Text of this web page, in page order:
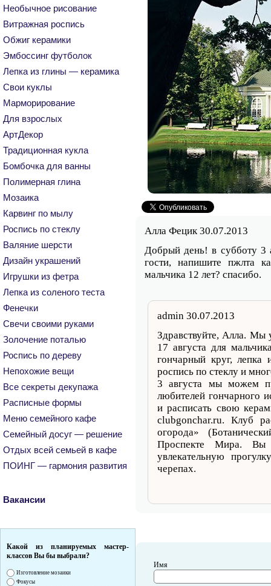
Необычное рисование
Витражная роспись
Обжиг керамики
Эмбоссинг футболок
Лепка из глины — керамика
Свои куклы
Марморирование
Для взрослых
АртДекор
Традиционная кукла
Бомбочка для ванны
Полимерная глина
Мозаика
Карвинг по мылу
Роспись по стеклу
Валяние шерсти
Дизайн украшений
Игрушки из фетра
Лепка из соленого теста
Фенечки
Свечи своими руками
Золочение поталью
Роспись по дереву
Непохожие вещи
Все секреты декупажа
Расписные формы
Меню семейного кафе
Семейный досуг — решение
Отдых всей семьей в кафе
ПОИНГ — гармония развития
Вакансии
Какой из планируемых мастер-
классов Вы бы выбрали?
Изготовление мозаики
Фокусы
Алла Фецик 30.07.2013
Добрый день! в субботу 3
гости, напишите пжлта
мальчика 12 лет? спасибо.
admin 30.07.2013
Здравствуйте, Алла. Мы
17 августа для
гончарный круг, лепка
роспись по стеклу и
3 августа мы можем
любителей гончарного
и расписать свою
clubgonchar.ru. Клуб
огорода»
Проспекте Мира. Вы
увлекательную
черепах.
Имя